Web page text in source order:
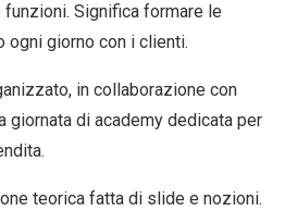
Significa formare le
ogni giorno con i clienti.
in collaborazione con
giornata di academy dedicata per
teorica fatta di slide e nozioni.